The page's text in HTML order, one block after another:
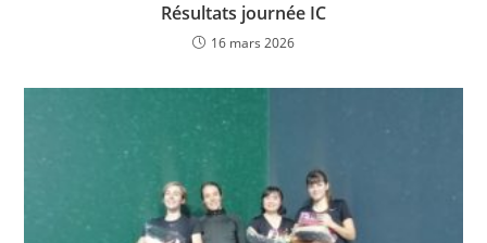
Résultats journée IC
16 mars 2026